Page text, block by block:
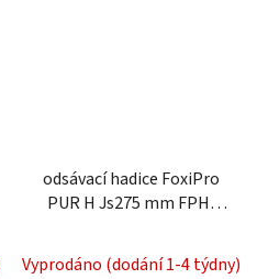
odsávací hadice FoxiPro
PUR H Js275 mm FPH-
Vyprodáno (dodání 1-4 týdny)